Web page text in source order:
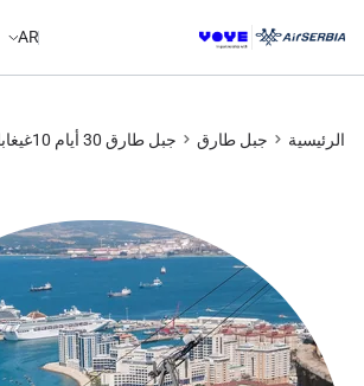
AR
الرئيسية جبل طارق جبل طارق 30 أيام 10غيغابايت